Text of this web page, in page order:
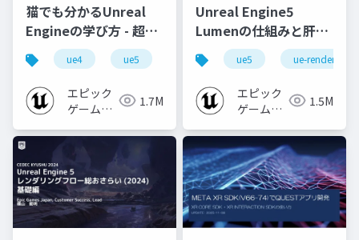
猫でも分かるUnreal
Engineの学び方 - 超初
心者向け編 - 2023 v1.0
ue4 ue5 ue-beginner
エピック
ゲームズ
1.7M
Unreal Engine5
Lumenの仕組みと肝心
なところ
ue5 ue-rendering
エピック
ゲームズ
1.5M